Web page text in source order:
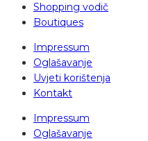
Shopping vodič
Boutiques
Impressum
Oglašavanje
Uvjeti korištenja
Kontakt
Impressum
Oglašavanje